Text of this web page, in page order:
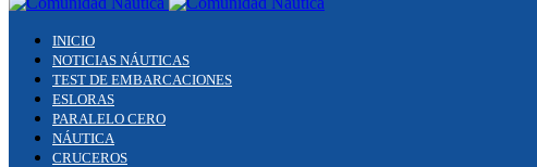
INICIO
NOTICIAS NÁUTICAS
TEST DE EMBARCACIONES
ESLORAS
PARALELO CERO
NÁUTICA
CRUCEROS